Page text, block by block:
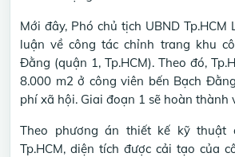
Mới đây, Phó chủ tịch UBND Tp.HCM
luận về công tác chỉnh trang khu
Đằng (quận 1, Tp.HCM). Theo đó,
8.000 m2 ở công viên bến Bạch
phí xã hội. Giai đoạn 1 sẽ hoàn thành
Theo phương án thiết kế kỹ thuật
Tp.HCM, diện tích được cải tạo của